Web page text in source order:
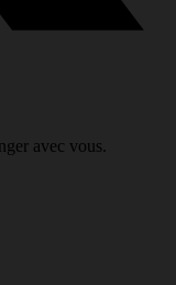
avec vous.